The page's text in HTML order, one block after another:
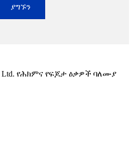
ያግኙን
Ltd. የሕክምና የፍጆታ ዕቃዎች ባለሙያ